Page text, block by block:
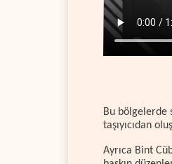
Bu bölgelerde
taşıyıcıdan
Ayrıca Bint